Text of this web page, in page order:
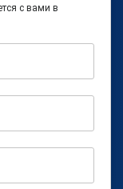
с вами в